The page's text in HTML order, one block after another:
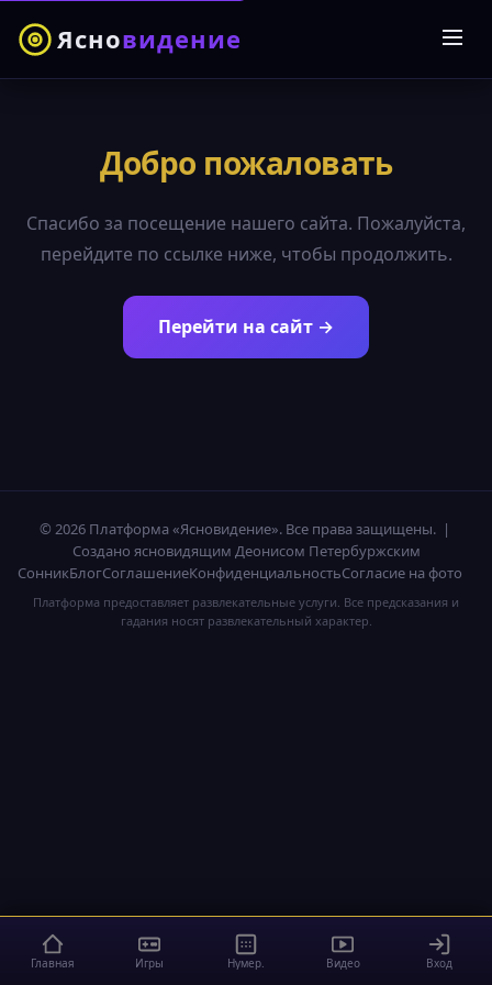
Ясновидение
Добро пожаловать
Спасибо за посещение нашего сайта. Пожалуйста,
перейдите по ссылке ниже, чтобы продолжить.
Перейти на сайт →
© 2026 Платформа «Ясновидение». Все права защищены. |
Создано ясновидящим Деонисом Петербуржским
СонникБлогСоглашениеКонфиденциальностьСогласие на фото
Платформа предоставляет развлекательные услуги. Все предсказания и
гадания носят развлекательный характер.
Главная Игры Нумер. Видео Вход